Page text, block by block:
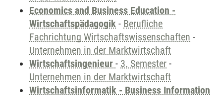
Economics and Business Education -
Wirtschaftspädagogik - Berufliche
Fachrichtung Wirtschaftswissenschaften -
Unternehmen in der Marktwirtschaft
Wirtschaftsingenieur - 3. Semester -
Unternehmen in der Marktwirtschaft
Wirtschaftsinformatik - Business Information